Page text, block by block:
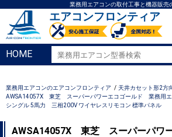
業務用エアコンの取付工事と機器販売
エアコンフロンティア
HOME
業務用エアコンのエアコンフロンティア
天井カセット形2方
AWSA14057X 東芝 スーパーパワーエコゴールド 業務用
シングル 5馬力 三相200V ワイヤレスリモコン 標準パネル
AWSA14057X 東芝 スーパーパワ